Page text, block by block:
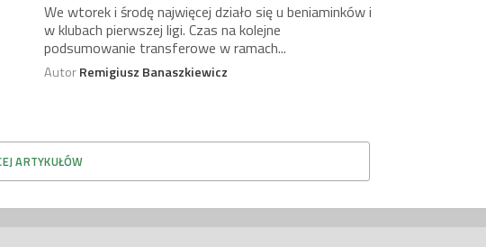
We wtorek i środę najwięcej działo się u beniaminków i
w klubach pierwszej ligi. Czas na kolejne
podsumowanie transferowe w ramach...
AutorRemigiusz Banaszkiewicz
ARTYKUŁÓW